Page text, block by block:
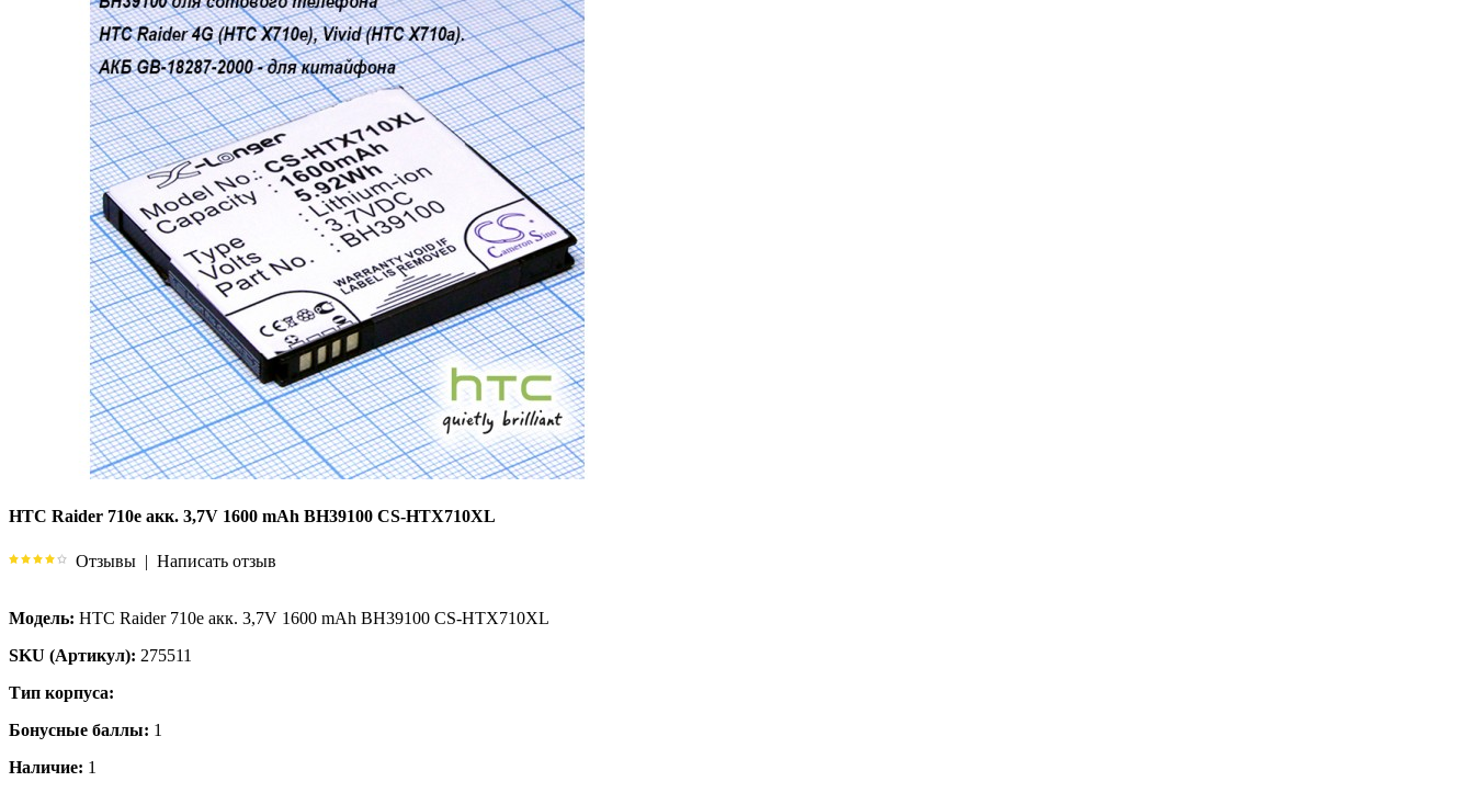
HTC Raider 710e акк. 3,7V 1600 mAh BH39100 CS-HTX710XL
Отзывы | Написать отзыв
Модель: HTC Raider 710e акк. 3,7V 1600 mAh BH39100 CS-HTX710XL
SKU (Артикул): 275511
Тип корпуса:
Бонусные баллы: 1
Наличие: 1